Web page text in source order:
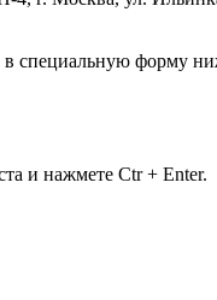
специальную форму
и нажмете Ctr + Enter.